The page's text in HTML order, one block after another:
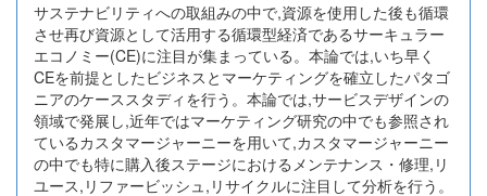
サステナビリティへの取組みの中で,資源を使用した後も循環
させ再び資源として活用する循環型経済であるサーキュラー
エコノミー(CE)に注目が集まっている。本論では,いち早く
CEを前提としたビジネスとマーケティングを確立したパタゴ
ニアのケーススタディを行う。本論では,サービスデザインの
領域で発展し,近年ではマーケティング研究の中でも参照され
ているカスタマージャーニーを用いて,カスタマージャーニー
の中でも特に購入後ステージにおけるメンテナンス・修理,リ
ユース,リファービッシュ,リサイクルに注目して分析を行う。